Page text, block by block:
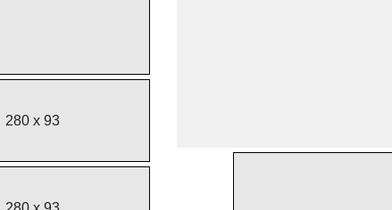
280 x 93